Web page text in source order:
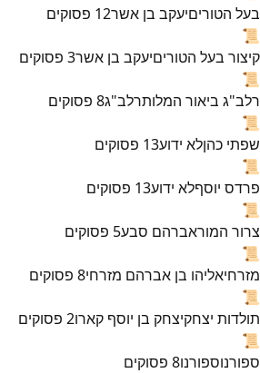
בעל הטוריםיעקב בן אשר12 פסוקים
📜
קיצור בעל הטוריםיעקב בן אשר3 פסוקים
📜
רלב"ג ביאור המלותרלב"ג8 פסוקים
📜
שפתי כהןלא ידוע13 פסוקים
📜
פרדס יוסףלא ידוע13 פסוקים
📜
צרור המוראברהם סבע5 פסוקים
📜
מזרחיאליהו בן אברהם מזרחי8 פסוקים
📜
תולדות יצחקיצחק בן יוסף קארו2 פסוקים
📜
ספורנוספורנו8 פסוקים